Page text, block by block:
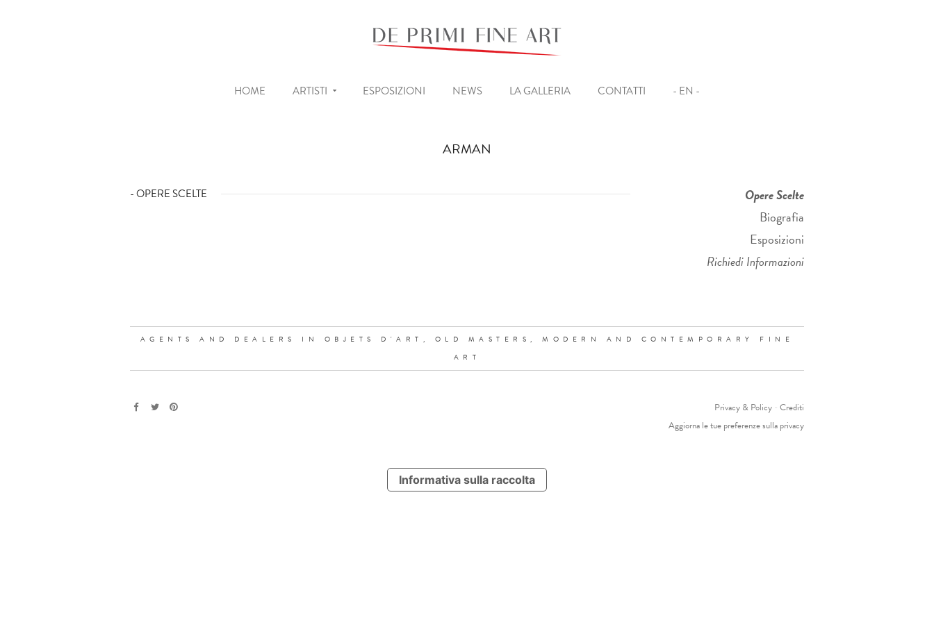
HOME ARTISTI ESPOSIZIONI NEWS LA GALLERIA CONTATTI - EN -
ARMAN
Opere Scelte
Biografia
Esposizioni
Richiedi Informazioni
- OPERE SCELTE
AGENTS AND DEALERS IN OBJETS D'ART, OLD MASTERS,
MODERN AND CONTEMPORARY FINE
ART
Privacy & Policy- Crediti
Aggiorna le tue preferenze sulla privacy
Informativa sulla raccolta